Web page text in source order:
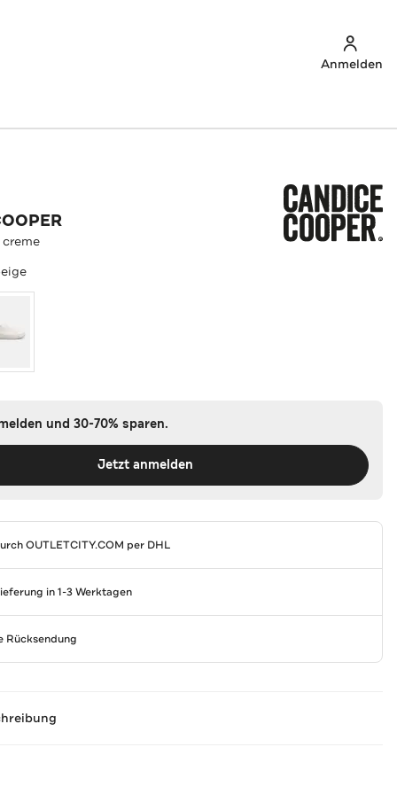
Anmelden
und 30-70% sparen.
Jetzt anmelden
OUTLETCITY.COM per DHL
in 1-3 Werktagen
Rücksendung